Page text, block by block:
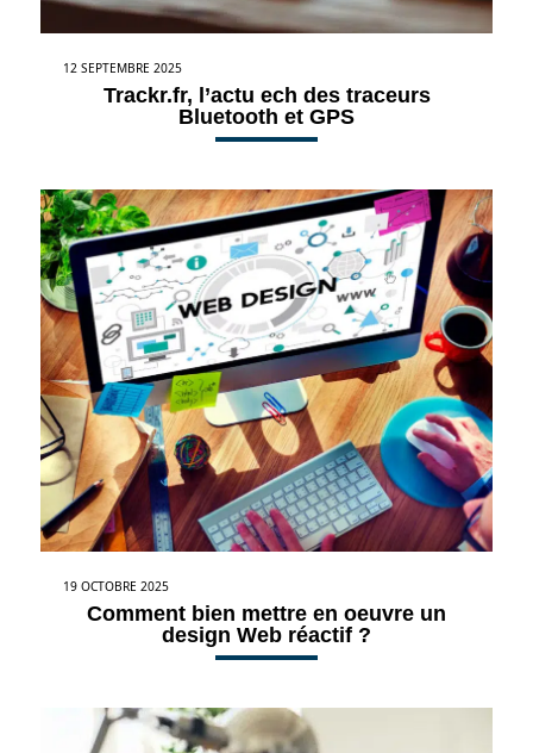
12 SEPTEMBRE 2025
Trackr.fr, l’actu ech des traceurs
Bluetooth et GPS
19 OCTOBRE 2025
Comment bien mettre en oeuvre un
design Web réactif ?